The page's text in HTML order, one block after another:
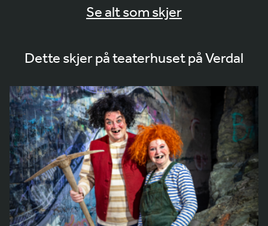
Se alt som skjer
Dette skjer på teaterhuset på Verdal